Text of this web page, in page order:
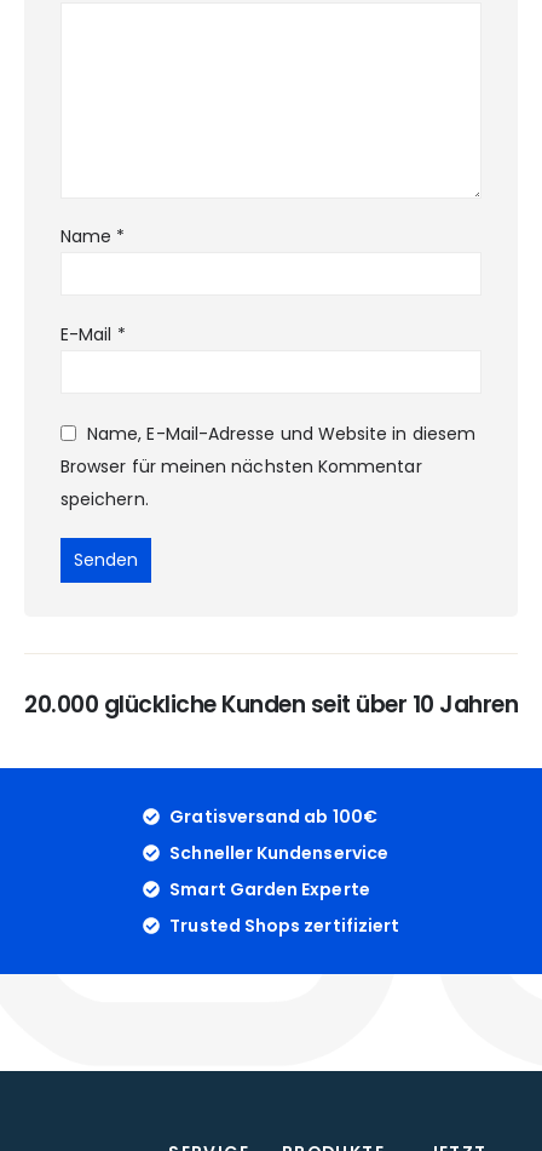
Name *
E-Mail *
Name, E-Mail-Adresse und Website in diesem
Browser für meinen nächsten Kommentar
speichern.
20.000 glückliche Kunden seit über 10 Jahren
Gratisversand ab 100€
Schneller Kundenservice
Smart Garden Experte
Trusted Shops zertifiziert